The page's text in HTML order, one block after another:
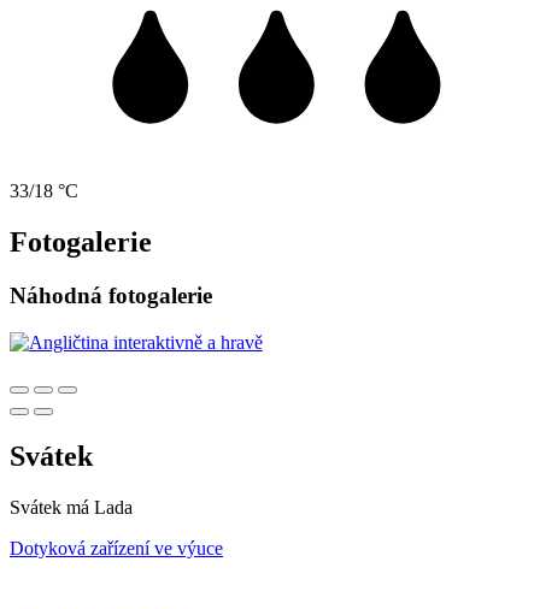
33/18 °C
Fotogalerie
Náhodná fotogalerie
Svátek
Svátek má Lada
Dotyková zařízení ve výuce